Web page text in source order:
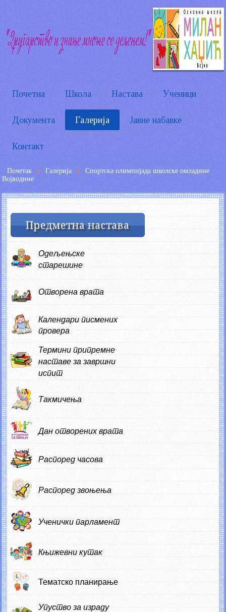
Почетна Школа Настава Ученици
Документа Галерија Јавне набавке
Контакт
Почетак Галерија
Спортска олимпијада школске омладине
Војводине
Одељењске
старешине
Отворена врата
Календари писмених
провера
Термини припремне
наставе за завршни
испит
Такмичења
Дан отворених врата
Распоред часова
Распоред звоњења
Ученички парламент
Књижевни кутак
Тематско планирање
Упуство за израду